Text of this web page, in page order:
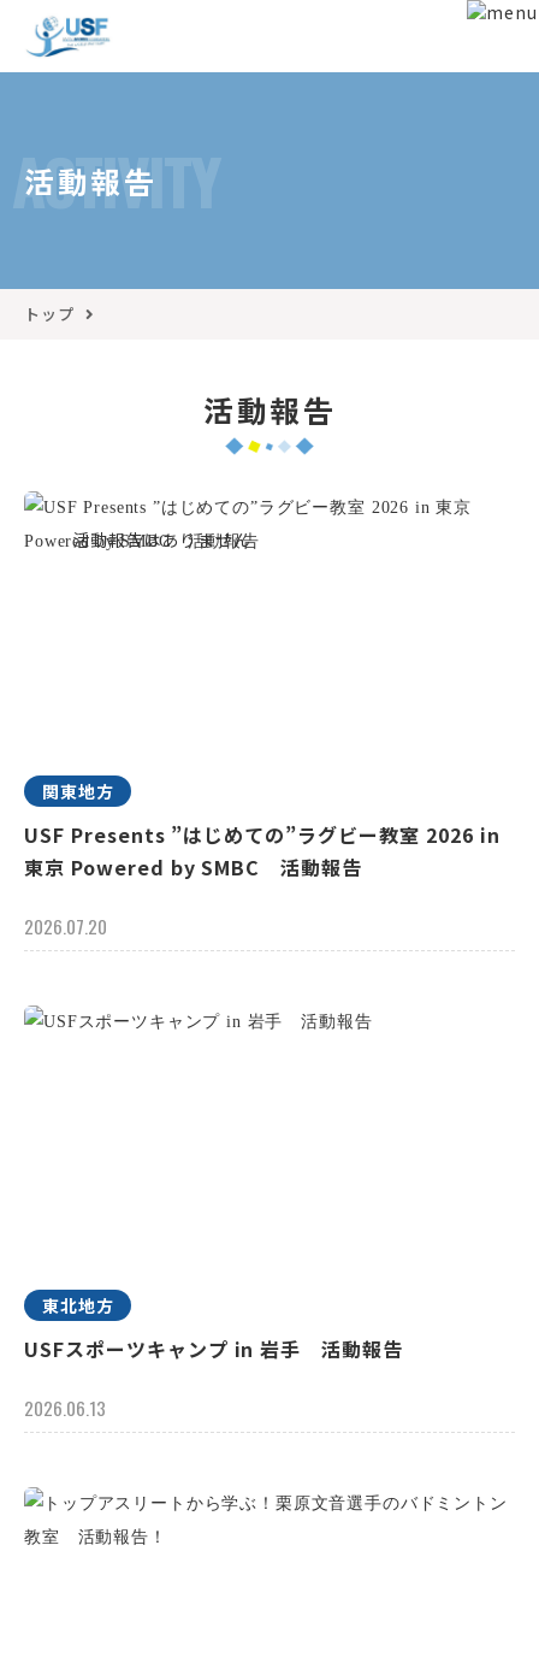
ACTIVITY
活動報告
トップ
活動報告
関東地方
USF Presents ”はじめての”ラグビー教室 2026 in
東京 Powered by SMBC 活動報告
2026.07.20
東北地方
USFスポーツキャンプ in 岩手 活動報告
2026.06.13